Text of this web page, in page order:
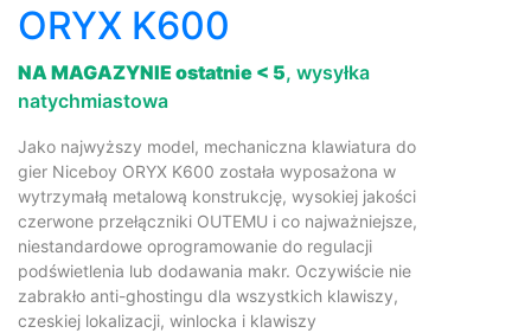
ORYX K600
NA MAGAZYNIE ostatnie < 5, wysyłka
natychmiastowa
Jako najwyższy model, mechaniczna klawiatura do
gier Niceboy ORYX K600 została wyposażona w
wytrzymałą metalową konstrukcję, wysokiej jakości
czerwone przełączniki OUTEMU i co najważniejsze,
niestandardowe oprogramowanie do regulacji
podświetlenia lub dodawania makr. Oczywiście nie
zabrakło anti-ghostingu dla wszystkich klawiszy,
czeskiej lokalizacji, winlocka i klawiszy